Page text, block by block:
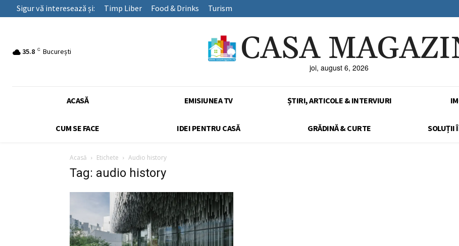
Sigur vă interesează și: Timp Liber Food & Drinks Turism
35.8 C București CASAjoi, august 6, 2026
ACASĂ EMISIUNEA TV ȘTIRI, ARTICOLE & INTERVIURI
CUM SE FACE IDEI PENTRU CASĂ GRĂDINĂ & CURTE SOLUȚII
Acasă Etichete Audio history
Tag: audio history